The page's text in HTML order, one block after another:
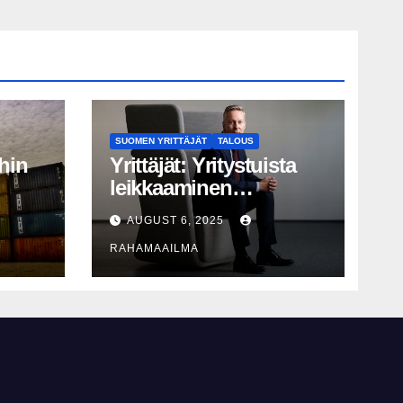
SUOMEN YRITTÄJÄT TALOUS
Yrittäjät: Yritystuista
leikkaaminen
perusteltua, T&K-
leikkaukset
lyhytnäköistä
kasvupolitiikkaa
AUGUST 6, 2025
RAHAMAAILMA